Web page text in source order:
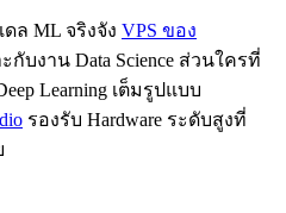
ล ML จริงจัง VPS ของ
กับงาน Data Science ส่วนใครที่
Learning เต็มรูปแบบ
รองรับ Hardware ระดับสูงที่